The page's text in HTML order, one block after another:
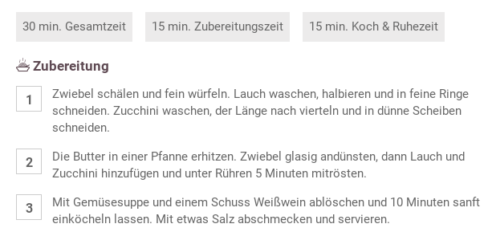
30 min. Gesamtzeit 15 min. Zubereitungszeit 15 min. Koch & Ruhezeit
Zubereitung
Zwiebel schälen und fein würfeln. Lauch waschen, halbieren und in feine Ringe
schneiden. Zucchini waschen, der Länge nach vierteln und in dünne Scheiben
schneiden.
Die Butter in einer Pfanne erhitzen. Zwiebel glasig andünsten, dann Lauch und
Zucchini hinzufügen und unter Rühren 5 Minuten mitrösten.
Mit Gemüsesuppe und einem Schuss Weißwein ablöschen und 10 Minuten sanft
einköcheln lassen. Mit etwas Salz abschmecken und servieren.